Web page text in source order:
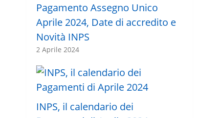
Pagamento Assegno Unico
Aprile 2024, Date di accredito e
Novità INPS
2 Aprile 2024
INPS, il calendario dei